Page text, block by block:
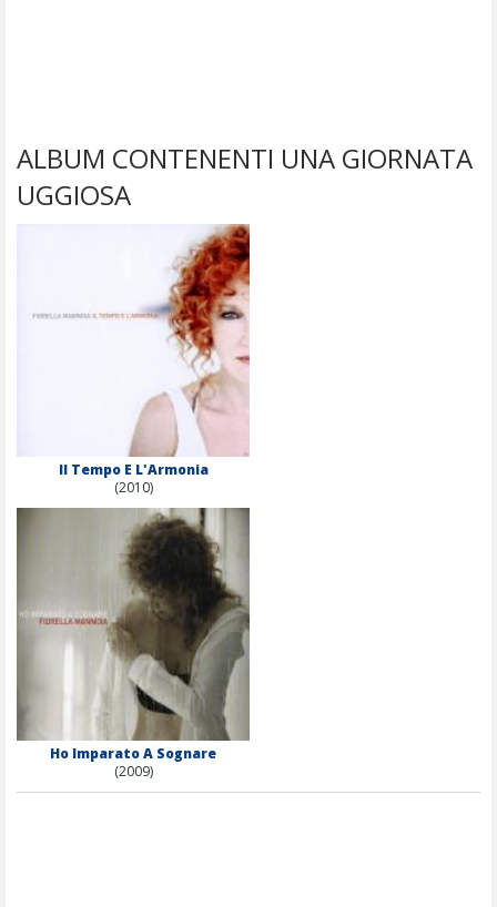
ALBUM CONTENENTI UNA GIORNATA
UGGIOSA
Il Tempo E L'Armonia
(2010)
Ho Imparato A Sognare
(2009)